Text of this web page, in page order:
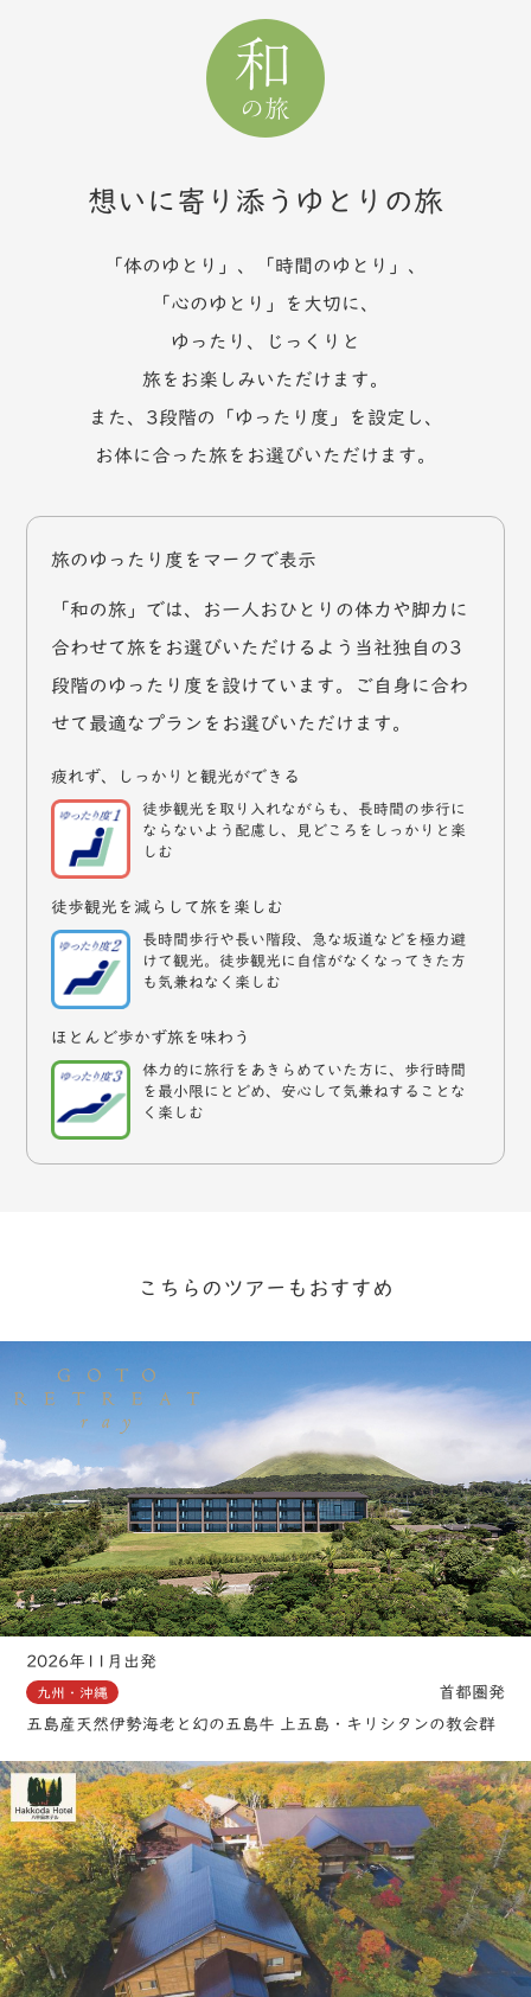
想いに寄り添うゆとりの旅
「体のゆとり」、「時間のゆとり」、
「心のゆとり」を大切に、
ゆったり、じっくりと
旅をお楽しみいただけます。
また、3段階の「ゆったり度」を設定し、
お体に合った旅をお選びいただけます。
旅のゆったり度をマークで表示
「和の旅」では、お一人おひとりの体力や脚力に
合わせて旅をお選びいただけるよう当社独自の3
段階のゆったり度を設けています。ご自身に合わ
せて最適なプランをお選びいただけます。
疲れず、しっかりと観光ができる
徒歩観光を取り入れながらも、長時間の歩行に
ならないよう配慮し、見どころをしっかりと楽
しむ
徒歩観光を減らして旅を楽しむ
長時間歩行や長い階段、急な坂道などを極力避
けて観光。徒歩観光に自信がなくなってきた方
も気兼ねなく楽しむ
ほとんど歩かず旅を味わう
体力的に旅行をあきらめていた方に、歩行時間
を最小限にとどめ、安心して気兼ねすることな
く楽しむ
こちらのツアーもおすすめ
2026年11月出発
九州・沖縄
首都圏発
五島産天然伊勢海老と幻の五島牛 上五島・キリシタンの教会群